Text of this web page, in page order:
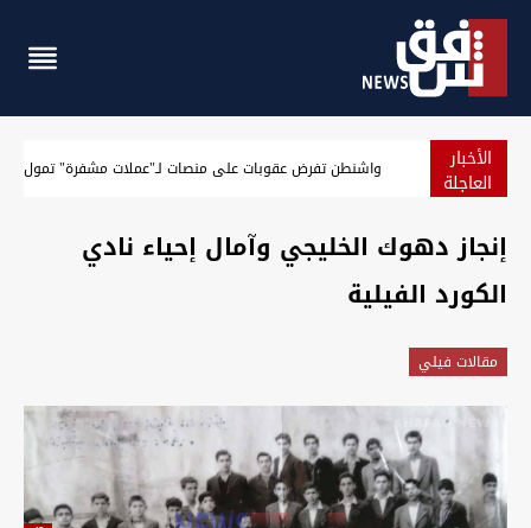
الأخبار
العاجلة واشنطن تفرض عقوبات على منصات لـ"عملات مشفرة" تمول
إنجاز دهوك الخليجي وآمال إحياء نادي
الكورد الفيلية
مقالات فيلي